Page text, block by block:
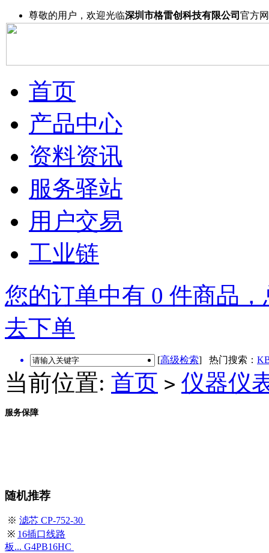
尊敬的用户，欢迎光临深圳市格雷创科技有限公司 官方
首页
产品中心
资料资讯
服务驿站
用户交易
工业链
您的订单中有 0 件商品
去下单
[高级检索] 热门搜索：
当前位置: 首页 > 仪器仪
服务保障
随机推荐
※ 滤芯 CP-752-30
※ 16插口线路
板... G4PB16HC